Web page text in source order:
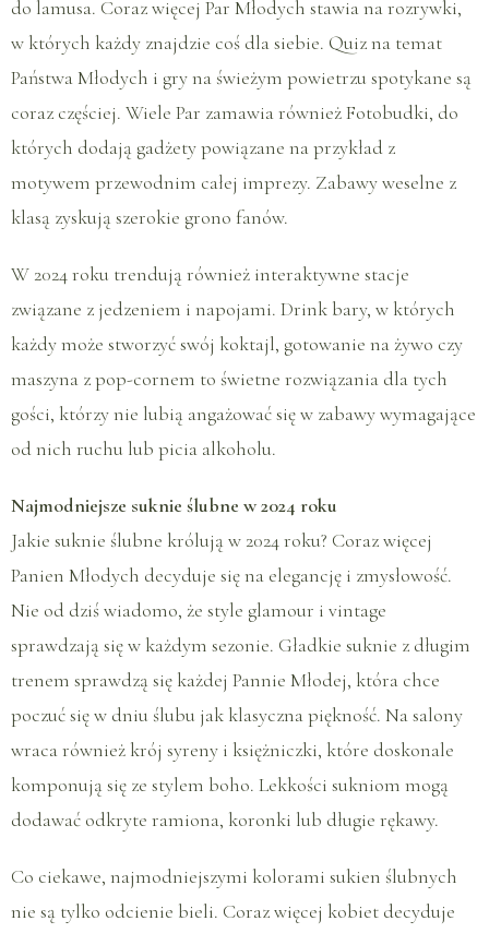
do lamusa. Coraz więcej Par Młodych stawia na rozrywki,
w których każdy znajdzie coś dla siebie. Quiz na temat
Państwa Młodych i gry na świeżym powietrzu spotykane są
coraz częściej. Wiele Par zamawia również Fotobudki, do
których dodają gadżety powiązane na przykład z
motywem przewodnim całej imprezy. Zabawy weselne z
klasą zyskują szerokie grono fanów.
W 2024 roku trendują również interaktywne stacje
związane z jedzeniem i napojami. Drink bary, w których
każdy może stworzyć swój koktajl, gotowanie na żywo czy
maszyna z pop-cornem to świetne rozwiązania dla tych
gości, którzy nie lubią angażować się w zabawy wymagające
od nich ruchu lub picia alkoholu.
Najmodniejsze suknie ślubne w 2024 roku
Jakie suknie ślubne królują w 2024 roku? Coraz więcej
Panien Młodych decyduje się na elegancję i zmysłowość.
Nie od dziś wiadomo, że style glamour i vintage
sprawdzają się w każdym sezonie. Gładkie suknie z długim
trenem sprawdzą się każdej Pannie Młodej, która chce
poczuć się w dniu ślubu jak klasyczna piękność. Na salony
wraca również krój syreny i księżniczki, które doskonale
komponują się ze stylem boho. Lekkości sukniom mogą
dodawać odkryte ramiona, koronki lub długie rękawy.
Co ciekawe, najmodniejszymi kolorami sukien ślubnych
nie są tylko odcienie bieli. Coraz więcej kobiet decyduje